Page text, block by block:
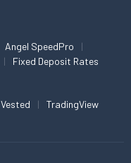
Angel SpeedPro
Fixed Deposit Rates
Vested TradingView